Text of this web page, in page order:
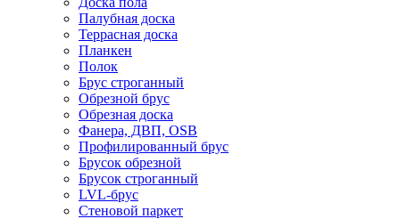
Палубная доска
Террасная доска
Планкен
Полок
Брус строганный
Обрезной брус
Обрезная доска
Фанера, ДВП, OSB
Профилированный брус
Брусок обрезной
Брусок строганный
LVL-брус
Стеновой паркет